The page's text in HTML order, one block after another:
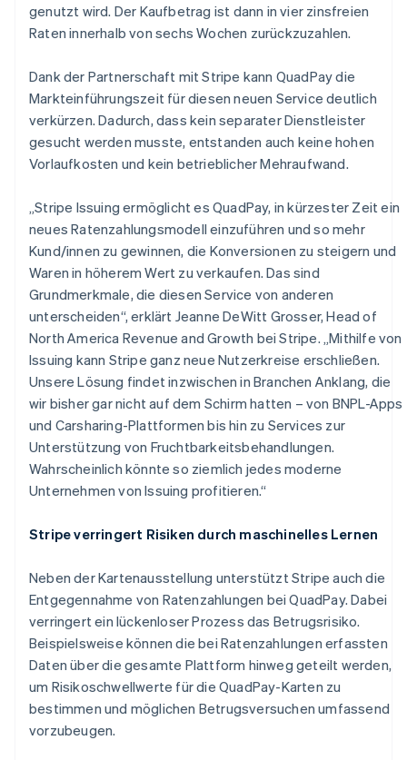
genutzt wird. Der Kaufbetrag ist dann in vier zinsfreien
Raten innerhalb von sechs Wochen zurückzuzahlen.
Dank der Partnerschaft mit Stripe kann QuadPay die
Markteinführungszeit für diesen neuen Service deutlich
verkürzen. Dadurch, dass kein separater Dienstleister
gesucht werden musste, entstanden auch keine hohen
Vorlaufkosten und kein betrieblicher Mehraufwand.
„Stripe Issuing ermöglicht es QuadPay, in kürzester Zeit ein
neues Ratenzahlungsmodell einzuführen und so mehr
Kund/innen zu gewinnen, die Konversionen zu steigern und
Waren in höherem Wert zu verkaufen. Das sind
Grundmerkmale, die diesen Service von anderen
unterscheiden“, erklärt Jeanne DeWitt Grosser, Head of
North America Revenue and Growth bei Stripe. „Mithilfe von
Issuing kann Stripe ganz neue Nutzerkreise erschließen.
Unsere Lösung findet inzwischen in Branchen Anklang, die
wir bisher gar nicht auf dem Schirm hatten – von BNPL-Apps
und Carsharing-Plattformen bis hin zu Services zur
Unterstützung von Fruchtbarkeitsbehandlungen.
Wahrscheinlich könnte so ziemlich jedes moderne
Unternehmen von Issuing profitieren.“
Stripe verringert Risiken durch maschinelles Lernen
Neben der Kartenausstellung unterstützt Stripe auch die
Entgegennahme von Ratenzahlungen bei QuadPay. Dabei
verringert ein lückenloser Prozess das Betrugsrisiko.
Beispielsweise können die bei Ratenzahlungen erfassten
Daten über die gesamte Plattform hinweg geteilt werden,
um Risikoschwellwerte für die QuadPay-Karten zu
bestimmen und möglichen Betrugsversuchen umfassend
vorzubeugen.
Bulgarien
English
Deutschland
DeutschEnglish
Estland
English
Festlandchina
简体中文 English
EnglishSvenska
Frankreich
FrançaisEnglish
Gibraltar
English
Griechenland
English
Indien
English
Irland
English
Italien
ItalianoEnglish
Japan
日本語English
Kanada
Kroatien
English Italiano
English
Liechtenstein
DeutschEnglish
Litauen
English
Luxemburg
FrançaisDeutschEnglish
Malaysia
English简体中文